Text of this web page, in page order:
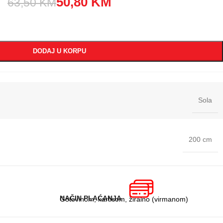
DODAJ U KORPU
Sola
200 cm
NAČIN PLAĆANJA
Gotovinom, karticom, žiralno (virmanom)